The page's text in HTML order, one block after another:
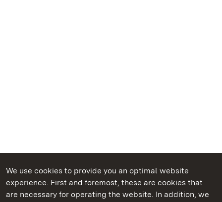
We use cookies to provide you an optimal website
experience. First and foremost, these are cookies that
are necessary for operating the website. In addition, we